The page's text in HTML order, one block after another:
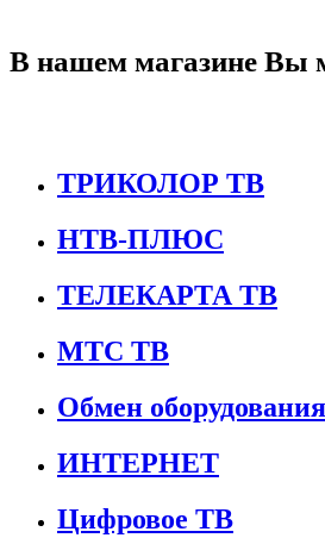
В нашем магазине Вы
ТРИКОЛОР ТВ
НТВ-ПЛЮС
ТЕЛЕКАРТА ТВ
МТС ТВ
Обмен оборудования
ИНТЕРНЕТ
Цифровое ТВ